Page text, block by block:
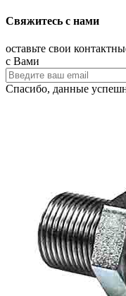
Свяжитесь с нами
оставьте свои
с Вами
Спасибо, данные